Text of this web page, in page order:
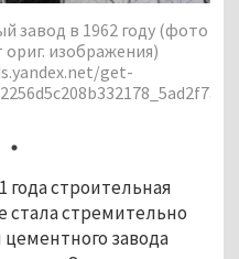
завод в 1962 году (фото
ориг. изображения)
года строительная
стала стремительно
завода